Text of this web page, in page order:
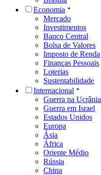
Economia
Mercado
Investimentos
Banco Central
Bolsa de Valores
Imposto de Renda
Finanças Pessoais
Loterias
Sustentabilidade
Internacional
Guerra na Ucrânia
Guerra em Israel
Estados Unidos
Europa
Ásia
África
Oriente Médio
Rússia
China